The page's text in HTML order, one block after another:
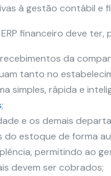
à gestão contábil e
financeiro deve ter,
da
tanto no
simples, rápida e
;
e os demais
do estoque de forma
permitindo ao
devem ser cobrados;